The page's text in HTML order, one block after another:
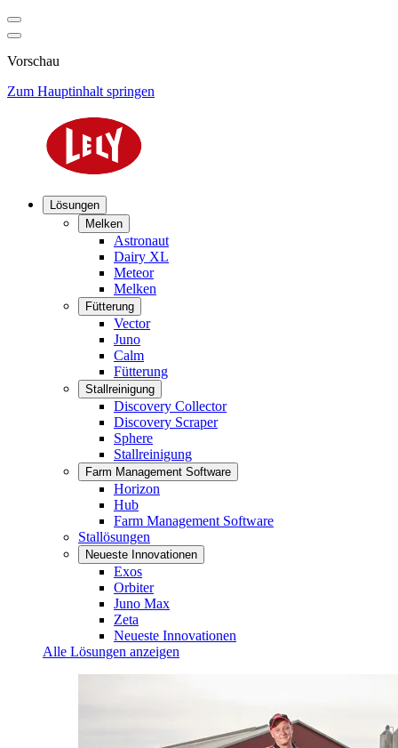
Vorschau
Zum Hauptinhalt springen
Lösungen
Melken
Astronaut
Dairy XL
Meteor
Melken
Fütterung
Vector
Juno
Calm
Fütterung
Stallreinigung
Discovery Collector
Discovery Scraper
Sphere
Stallreinigung
Farm Management Software
Horizon
Hub
Farm Management Software
Stallösungen
Neueste Innovationen
Exos
Orbiter
Juno Max
Zeta
Neueste Innovationen
Alle Lösungen anzeigen